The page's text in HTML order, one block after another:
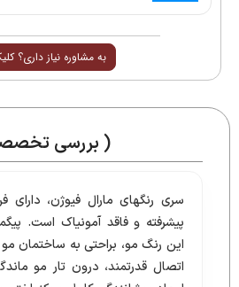
به مشاوره نیاز داری؟
( بررسی
سری رنگهای مارال فیوژن، دارای
پیشرفته و فاقد آمونیاک است.
این رنگ مو، براحتی به ساختمان
اتصال قدرتمند، درون تار مو